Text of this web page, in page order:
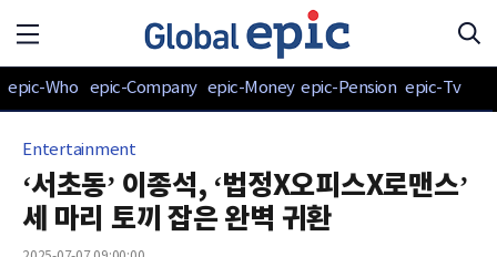
epic-Who epic-Company epic-Money epic-Pension epic-Tv
Entertainment
‘서초동’ 이종석, ‘법정X오피스X로맨스’
세 마리 토끼 잡은 완벽 귀환